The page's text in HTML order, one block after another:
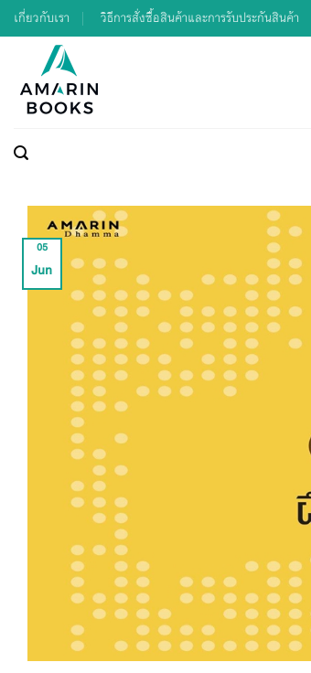
Skip
to
เกี่ยวกับเรา วิธีการสั่งซื้อสินค้าและการรับประกันสินค้า
05
Jun